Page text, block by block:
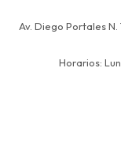
Av. Diego Portales
Horarios: